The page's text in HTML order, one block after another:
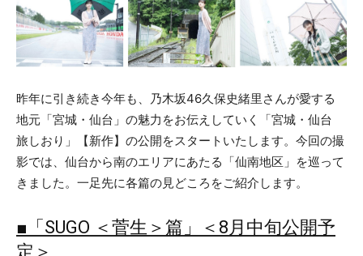
昨年に引き続き今年も、乃木坂46久保史緒里さんが愛する
地元「宮城・仙台」の魅力をお伝えしていく「宮城・仙台
旅しおり」【新作】の公開をスタートいたします。今回の撮
影では、仙台から南のエリアにあたる「仙南地区」を巡って
きました。一足先に各篇の見どころをご紹介します。
■「SUGO ＜菅生＞篇」＜8月中旬公開予
定＞